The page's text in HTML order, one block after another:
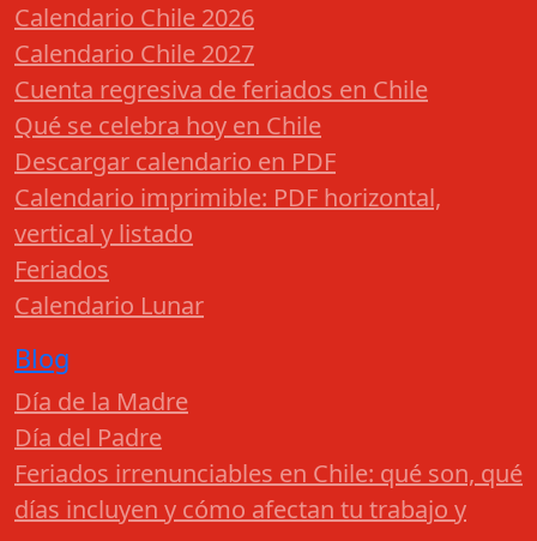
Calendario Chile 2026
Calendario Chile 2027
Cuenta regresiva de feriados en Chile
Qué se celebra hoy en Chile
Descargar calendario en PDF
Calendario imprimible: PDF horizontal,
vertical y listado
Feriados
Calendario Lunar
Blog
Día de la Madre
Día del Padre
Feriados irrenunciables en Chile: qué son, qué
días incluyen y cómo afectan tu trabajo y